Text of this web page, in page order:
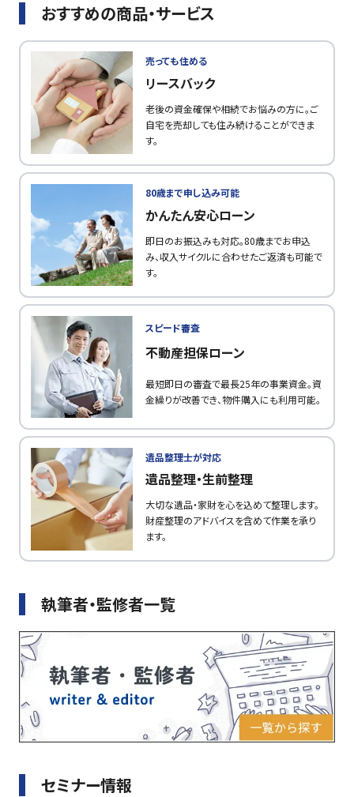
おすすめの商品・サービス
売っても住める
リースバック
老後の資金確保や相続でお悩みの方に。ご
自宅を売却しても住み続けることができま
す。
80歳まで申し込み可能
かんたん安心ローン
即日のお振込みも対応。80歳までお申込
み、収入サイクルに合わせたご返済も可能で
す。
スピード審査
不動産担保ローン
最短即日の審査で最長25年の事業資金。資
金繰りが改善でき、物件購入にも利用可能。
遺品整理士が対応
遺品整理・生前整理
大切な遺品・家財を心を込めて整理します。
財産整理のアドバイスを含めて作業を承り
ます。
執筆者・監修者一覧
セミナー情報